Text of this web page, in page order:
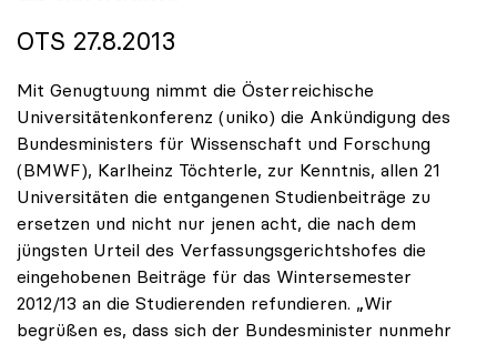
OTS 27.8.2013
Mit Genugtuung nimmt die Österreichische
Universitätenkonferenz (uniko) die Ankündigung des
Bundesministers für Wissenschaft und Forschung
(BMWF), Karlheinz Töchterle, zur Kenntnis, allen 21
Universitäten die entgangenen Studienbeiträge zu
ersetzen und nicht nur jenen acht, die nach dem
jüngsten Urteil des Verfassungsgerichtshofes die
eingehobenen Beiträge für das Wintersemester
2012/13 an die Studierenden refundieren. „Wir
begrüßen es, dass sich der Bundesminister nunmehr